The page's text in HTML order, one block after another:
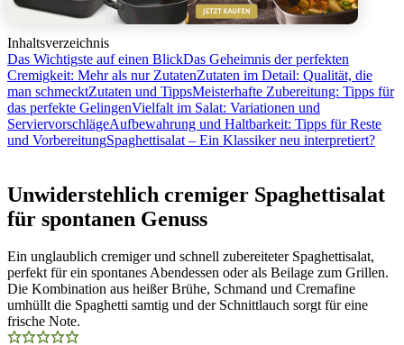
Inhaltsverzeichnis
Das Wichtigste auf einen BlickDas Geheimnis der perfekten
Cremigkeit: Mehr als nur ZutatenZutaten im Detail: Qualität, die
man schmecktZutaten und TippsMeisterhafte Zubereitung: Tipps für
das perfekte GelingenVielfalt im Salat: Variationen und
ServiervorschlägeAufbewahrung und Haltbarkeit: Tipps für Reste
und VorbereitungSpaghettisalat – Ein Klassiker neu interpretiert?
Unwiderstehlich cremiger Spaghettisalat
für spontanen Genuss
Ein unglaublich cremiger und schnell zubereiteter Spaghettisalat,
perfekt für ein spontanes Abendessen oder als Beilage zum Grillen.
Die Kombination aus heißer Brühe, Schmand und Cremafine
umhüllt die Spaghetti samtig und der Schnittlauch sorgt für eine
frische Note.